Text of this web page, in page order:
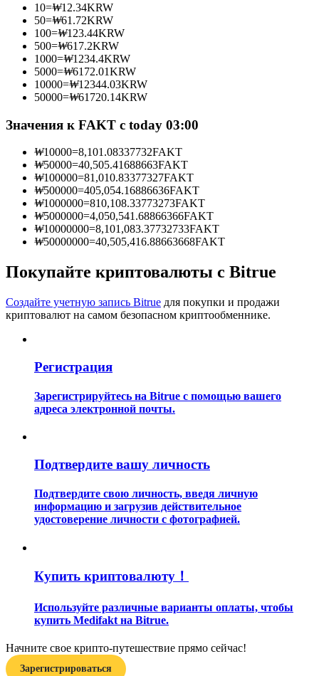
Станьте копи-трейдером
Наслаждайтесь распределением прибыли и комиссиями
Информация
Анализ больших данных, включая торговую информацию
и т. д.
Гид
Руководство для начинающих по фьючерсам
Узнайте, как оставаться прибыльным
10=₩12.34KRW
50=₩61.72KRW
100=₩123.44KRW
500=₩617.2KRW
1000=₩1234.4KRW
5000=₩6172.01KRW
10000=₩12344.03KRW
50000=₩61720.14KRW
Значения к FAKT с today 03:00
₩10000=8,101.08337732FAKT
₩50000=40,505.41688663FAKT
₩100000=81,010.83377327FAKT
₩500000=405,054.16886636FAKT
₩1000000=810,108.33773273FAKT
₩5000000=4,050,541.68866366FAKT
₩10000000=8,101,083.37732733FAKT
₩50000000=40,505,416.88663668FAKT
Покупайте криптовалюты с Bitrue
Создайте учетную запись Bitrue для покупки и продажи
криптовалют на самом безопасном криптообменнике.
Регистрация
Зарегистрируйтесь на Bitrue с помощью вашего
адреса электронной почты.
Подтвердите вашу личность
Подтвердите свою личность, введя личную
информацию и загрузив действительное
удостоверение личности с фотографией.
Купить криптовалюту！
Используйте различные варианты оплаты, чтобы
купить Medifakt на Bitrue.
Начните свое крипто-путешествие прямо сейчас!
Зарегистрироваться